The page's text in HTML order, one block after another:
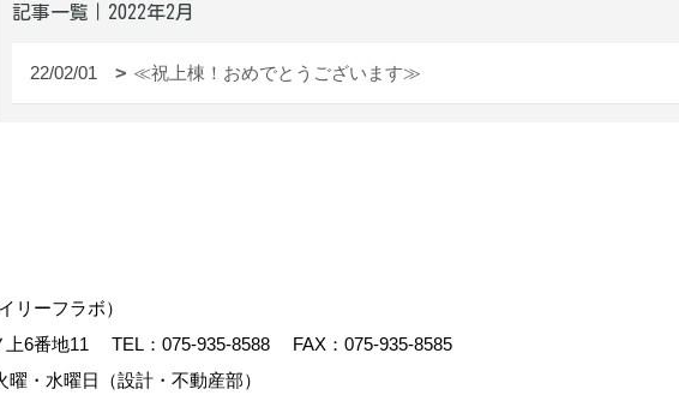
記事一覧｜2022年2月
22/02/01 ≪祝上棟！おめでとうございます≫
リーフラボ）
上6番地11 TEL： 075-935-8588
FAX：075-935-8585
曜・水曜日（設計・不動産部）